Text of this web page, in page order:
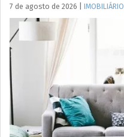
7 de agosto de 2026 IMOBILIÁRIO